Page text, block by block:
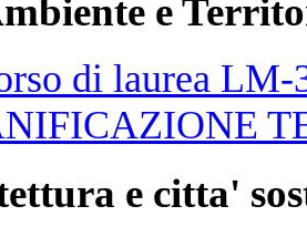
e
di laurea LM-
e citta'